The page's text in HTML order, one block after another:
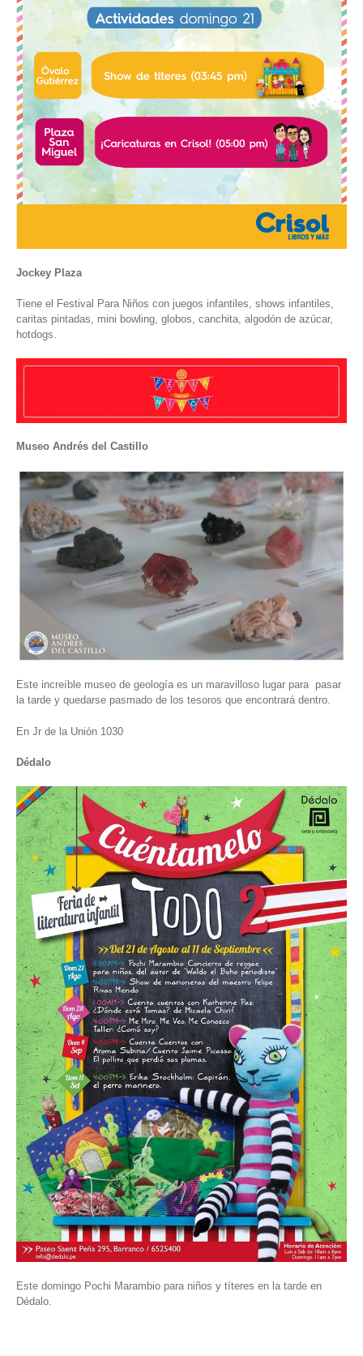
Jockey Plaza
Tiene el Festival Para Niños con juegos infantiles, shows infantiles,
caritas pintadas, mini bowling, globos, canchita, algodón de azúcar,
hotdogs.
Museo Andrés del Castillo
Este increíble museo de geología es un maravilloso lugar para pasar
la tarde y quedarse pasmado de los tesoros que encontrará dentro.
En Jr de la Unión 1030
Dédalo
Este domingo Pochi Marambio para niños y títeres en la tarde en
Dédalo.